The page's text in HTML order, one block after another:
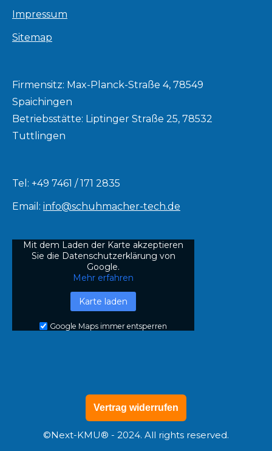
Impressum
Sitemap
Firmensitz: Max-Planck-Straße 4, 78549
Spaichingen
Betriebsstätte: Liptinger Straße 25, 78532
Tuttlingen
Tel: +49 7461 / 171 2835
Email: info@schuhmacher-tech.de
Mit dem Laden der Karte akzeptieren
Sie die Datenschutzerklärung von
Google.
Mehr erfahren
Karte laden
Google Maps immer entsperren
Vertrag widerrufen
©Next-KMU® - 2024. All rights reserved.